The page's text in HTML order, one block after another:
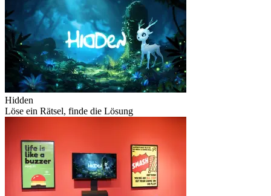
Hidden
Löse ein Rätsel, finde die Lösung